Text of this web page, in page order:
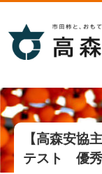
【高森安協
テスト 優